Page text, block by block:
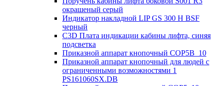
окрашеный серый
Индикатор накладной LIP GS 300 H BSF
черный
C3D Плата индикации кабины лифта, синяя
подсветка
Приказной аппарат кнопочный COP5B_10
Приказной аппарат кнопочный для людей с
ограниченными возможностями 1
PS161060SX.DB